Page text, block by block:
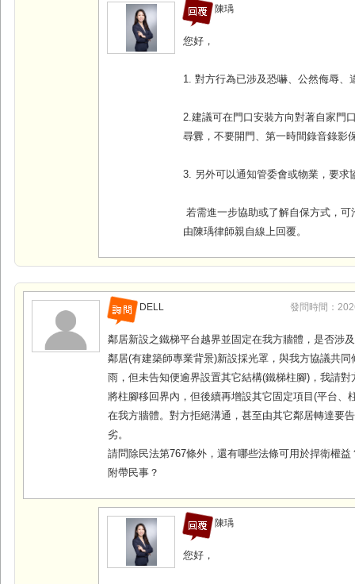
陳瑀
您好，
1. 對方行為已涉及恐嚇、公然侮辱、
2.建議可在門口安裝方向對著自家門
尋釁，不要開門、第一時間錄音錄影
3. 另外可以通知管委會或物業，要求
若需進一步協助或了解自保方式，可
由陳瑀律師親自線上回覆。
DELL 發問時間：
鄰居新設之鐵梯平台越界並固定在我方牆體，是否涉
鄰居(有建築師專業背景)新設採光罩，與我方協議共同
雨，但未告知便逾界設置其它結構(鐵梯柱腳)，我請對
將柱腳移回界內，但後續再增設其它固定項目(平台、
在我方牆體。對方拒絕溝通，甚至由其它鄰居轉達要
劣。
請問除民法第767條外，還有哪些法條可用於捍衛權益
附帶民事？
陳瑀
您好，